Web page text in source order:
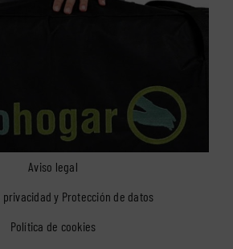
Aviso legal
privacidad y Protección de datos
Política de cookies